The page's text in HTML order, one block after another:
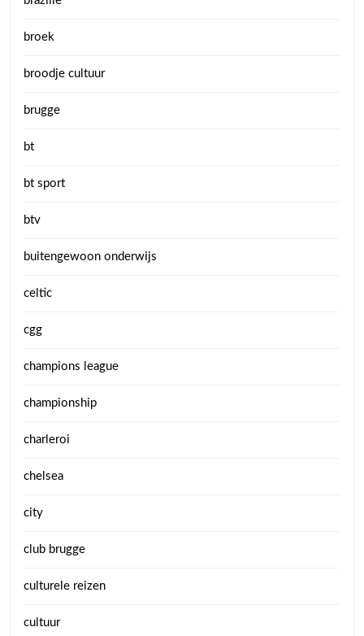
broek
broodje cultuur
brugge
bt
bt sport
btv
buitengewoon onderwijs
celtic
cgg
champions league
championship
charleroi
chelsea
city
club brugge
culturele reizen
cultuur